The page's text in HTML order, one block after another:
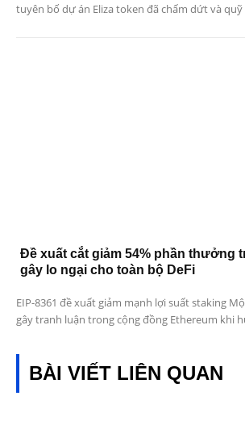
tuyên bố dự án Eliza token đã chấm dứt và quỹ
Đề xuất cắt giảm 54% phần thưởng
gây lo ngại cho toàn bộ DeFi
EIP-8361 đề xuất giảm mạnh lợi suất staking
gây tranh luận trong cộng đồng Ethereum khi
BÀI VIẾT LIÊN QUAN